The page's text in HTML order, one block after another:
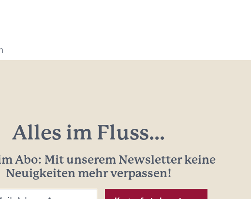
Alles im Fluss...
Abo: Mit unserem Newsletter keine
Neuigkeiten mehr verpassen!